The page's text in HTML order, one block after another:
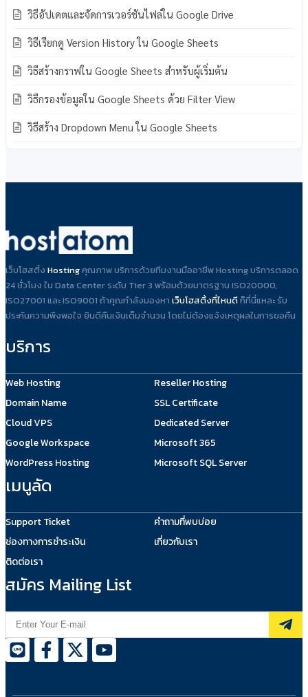
วิธีอัปเดตและจัดการเวอร์ชันไฟล์ใน Google Drive
วิธีเรียกดู Version History ใน Google Sheets
วิธีสร้างกราฟใน Google Sheets สำหรับผู้เริ่มต้น
วิธีกรองข้อมูลใน Google Sheets ด้วย Filter View
วิธีสร้าง Dropdown Menu ใน Google Sheets
เว็บโฮสติ้ง Hostingคุณภาพ บริการด้วยทีมงานมืออาชีพ Hosting บริการตลอด
24 ชั่วโมง ใน Data Center ระดับ Tier 3 พร้อมด้วยมาตรฐาน ISO20000,
ISO27001 และ ISO9001 ถ้าคุณกำลังมองหา เว็บโฮสติ้งที่ไหนดีก็ที่นี่แหละ รับ
ประกันความพึงพอใจ ยินดีคืนเงินเต็มจำนวน โดยไม่ต้องแจ้งเหตุผลในการขอคืน
บริการ
Web Hosting
Domain Name
Cloud VPS
Google Workspace
WordPress Hosting
Reseller Hosting
SSL Certificate
Dedicated Server
Microsoft 365
Microsoft SQL Server
เมนูลัด
Support Ticket
ช่องทางการชำระเงิน
ติดต่อเรา
คำถามที่พบบ่อย
เกี่ยวกับเรา
สมัคร Mailing List